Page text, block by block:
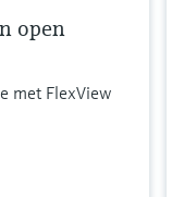
open
met FlexView